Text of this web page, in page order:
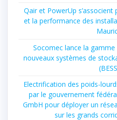
Qair et PowerUp
et la performance des
Socomec lance la gamme
nouveaux systèmes de
Electrification des poids-
par le gouvernement
GmbH pour déployer un
sur les grands